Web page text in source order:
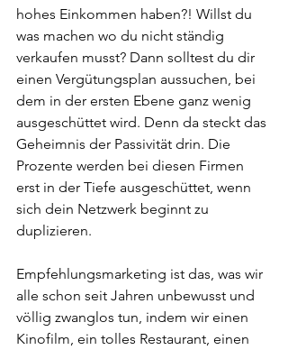
hohes Einkommen haben?! Willst du
was machen wo du nicht ständig
verkaufen musst? Dann solltest du dir
einen Vergütungsplan aussuchen, bei
dem in der ersten Ebene ganz wenig
ausgeschüttet wird. Denn da steckt das
Geheimnis der Passivität drin. Die
Prozente werden bei diesen Firmen
erst in der Tiefe ausgeschüttet, wenn
sich dein Netzwerk beginnt zu
duplizieren.
Empfehlungsmarketing ist das, was wir
alle schon seit Jahren unbewusst und
völlig zwanglos tun, indem wir einen
Kinofilm, ein tolles Restaurant, einen